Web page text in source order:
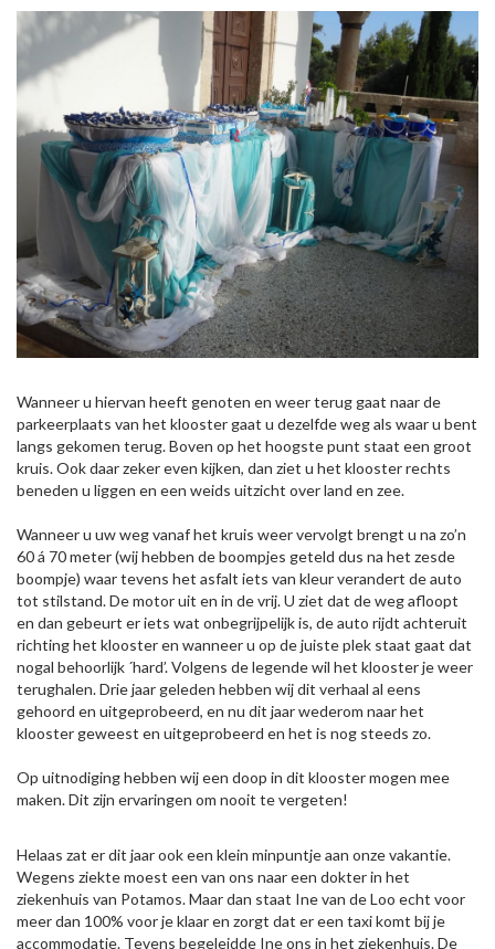
Wanneer u hiervan heeft genoten en weer terug gaat naar de
parkeerplaats van het klooster gaat u dezelfde weg als waar u bent
langs gekomen terug. Boven op het hoogste punt staat een groot
kruis. Ook daar zeker even kijken, dan ziet u het klooster rechts
beneden u liggen en een weids uitzicht over land en zee.
Wanneer u uw weg vanaf het kruis weer vervolgt brengt u na zo’n
60 á 70 meter (wij hebben de boompjes geteld dus na het zesde
boompje) waar tevens het asfalt iets van kleur verandert de auto
tot stilstand. De motor uit en in de vrij. U ziet dat de weg afloopt
en dan gebeurt er iets wat onbegrijpelijk is, de auto rijdt achteruit
richting het klooster en wanneer u op de juiste plek staat gaat dat
nogal behoorlijk ´hard’. Volgens de legende wil het klooster je weer
terughalen. Drie jaar geleden hebben wij dit verhaal al eens
gehoord en uitgeprobeerd, en nu dit jaar wederom naar het
klooster geweest en uitgeprobeerd en het is nog steeds zo.
Op uitnodiging hebben wij een doop in dit klooster mogen mee
maken. Dit zijn ervaringen om nooit te vergeten!
Helaas zat er dit jaar ook een klein minpuntje aan onze vakantie.
Wegens ziekte moest een van ons naar een dokter in het
ziekenhuis van Potamos. Maar dan staat Ine van de Loo echt voor
meer dan 100% voor je klaar en zorgt dat er een taxi komt bij je
accommodatie. Tevens begeleidde Ine ons in het ziekenhuis. De